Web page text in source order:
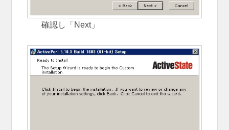
確認し「Next」